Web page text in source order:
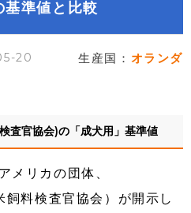
準値と比較
20 生産国： オランダ
査官協会)の「成犬用」基準値
メリカの団体、
料検査官協会）が開示し